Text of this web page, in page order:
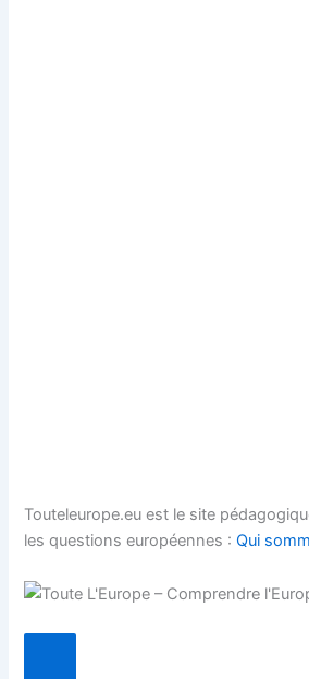
Touteleurope.eu est le site
les questions européennes :Qui